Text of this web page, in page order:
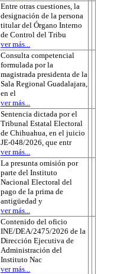
Entre otras cuestiones, la
designación de la persona
titular del Órgano Interno
de Control del Tribu
ver más...
Consulta competencial
formulada por la
magistrada presidenta de la
Sala Regional Guadalajara,
en el
ver más...
Sentencia dictada por el
Tribunal Estatal Electoral
de Chihuahua, en el juicio
JE-048/2026, que entr
ver más...
La presunta omisión por
parte del Instituto
Nacional Electoral del
pago de la prima de
antigüedad y
ver más...
Contenido del oficio
INE/DEA/2475/2026 de la
Dirección Ejecutiva de
Administración del
Instituto Nac
ver más...